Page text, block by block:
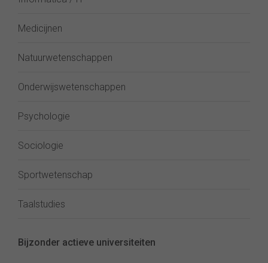
Medicijnen
Natuurwetenschappen
Onderwijswetenschappen
Psychologie
Sociologie
Sportwetenschap
Taalstudies
Bijzonder actieve universiteiten